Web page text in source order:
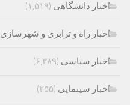
اخبار دانشگاهی (۱,۵۱۹)
اخبار راه و ترابری و شهرسازی
اخبار سیاسی (۶,۳۸۹)
اخبار سینمایی (۲۵۵)